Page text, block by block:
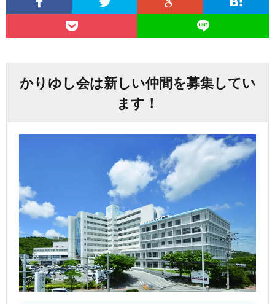
かりゆし会は新しい仲間を募集してい
ます！